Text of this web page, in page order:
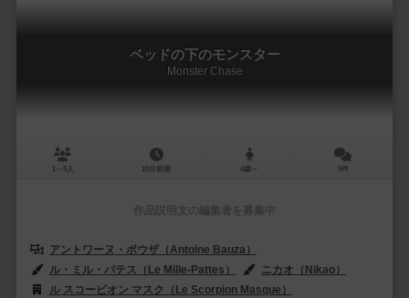
ベッドの下のモンスター
Monster Chase
1～5人 10分前後 4歳～ 0件
作品説明文の編集者を募集中
アントワーヌ・ボウザ（Antoine Bauza）
ル・ミル・パテス（Le Mille-Pattes）
ニカオ（Nikao）
ル スコーピオン マスク（Le Scorpion Masque）